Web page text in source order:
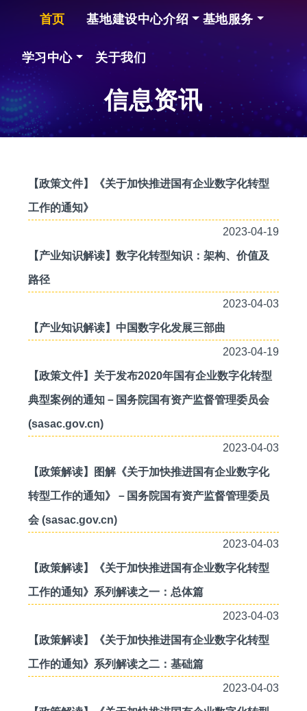
首页 基地建设中心介绍 基地服务
学习中心 关于我们
信息资讯
【政策文件】《关于加快推进国有企业数字化转型
工作的通知》
2023-04-19
【产业知识解读】数字化转型知识：架构、价值及
路径
2023-04-03
【产业知识解读】中国数字化发展三部曲
2023-04-19
【政策文件】关于发布2020年国有企业数字化转型
典型案例的通知－国务院国有资产监督管理委员会
(sasac.gov.cn)
2023-04-03
【政策解读】图解《关于加快推进国有企业数字化
转型工作的通知》－国务院国有资产监督管理委员
会 (sasac.gov.cn)
2023-04-03
【政策解读】《关于加快推进国有企业数字化转型
工作的通知》系列解读之一：总体篇
2023-04-03
【政策解读】《关于加快推进国有企业数字化转型
工作的通知》系列解读之二：基础篇
2023-04-03